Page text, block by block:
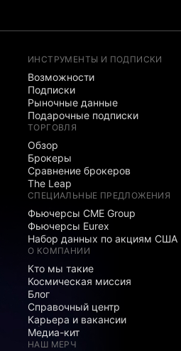
ИНСТРУМЕНТЫ И ПОДПИСКИ
Возможности
Подписки
Рыночные данные
Подарочные подписки
ТОРГОВЛЯ
Обзор
Брокеры
Сравнение брокеров
The Leap
СПЕЦИАЛЬНЫЕ ПРЕДЛОЖЕНИЯ
Фьючерсы CME Group
Фьючерсы Eurex
Набор данных по акциям США
О КОМПАНИИ
Кто мы такие
Космическая миссия
Блог
Справочный центр
Карьера и вакансии
Медиа-кит
НАШ МЕРЧ